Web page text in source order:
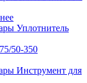
50-350